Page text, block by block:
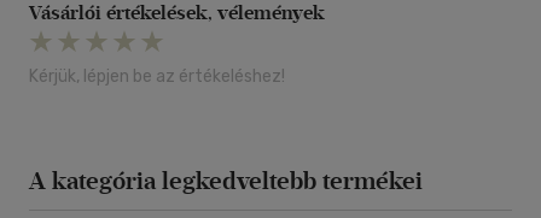
Vásárlói értékelések, vélemények
Kérjük, lépjen be az értékeléshez!
A kategória legkedveltebb termékei